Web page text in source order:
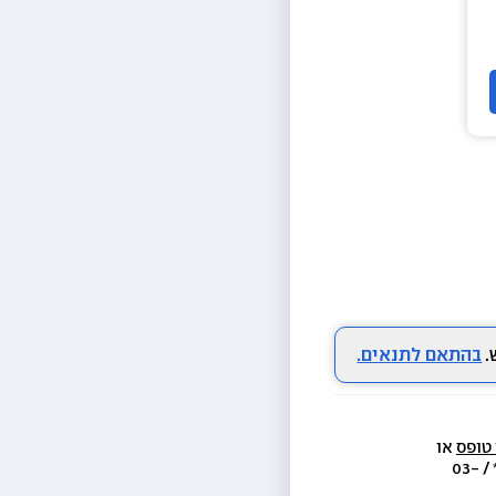
בהתאם לתנאים.
טופס
  או בת.ד 438 ראשון לציון או בטל׳  3733* / 03-